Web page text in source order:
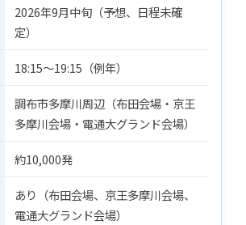
2026年9月中旬（予想、日程未確
定）
18:15〜19:15（例年）
調布市多摩川周辺（布田会場・京王
多摩川会場・電通大グランド会場）
約10,000発
あり（布田会場、京王多摩川会場、
電通大グランド会場）